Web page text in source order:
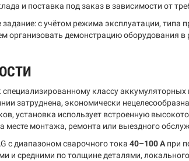
и поставка под заказ в зависимости от
с учётом режима эксплуатации, типа
демонстрацию оборудования в
специализированному классу
затруднена, экономически
установка использует встроенную
месте монтажа, ремонта или выездного
с диапазоном сварочного тока 40–100 А при
и средними по толщине деталями,